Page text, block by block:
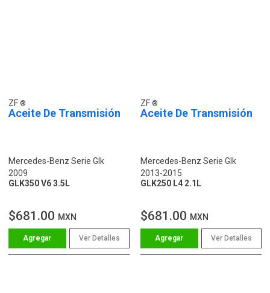
ZF
Aceite De Transmisión
Mercedes-Benz Serie Glk
2009
GLK350 V6 3.5L
$681.00 MXN
Ver Detalles
ZF
Aceite De Transmisión
Mercedes-Benz Serie Glk
2013-2015
GLK250 L4 2.1L
$681.00 MXN
Ver Detalles